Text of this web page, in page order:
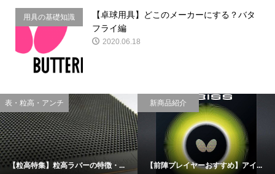
用具の基礎知識
【卓球用具】どこのメーカーにする？バタ
フライ編
2020.06.18
ヤーおすすめ】アイ...
用具の基礎知識
【卓球用具】どこのメーカーにす... 【正直難